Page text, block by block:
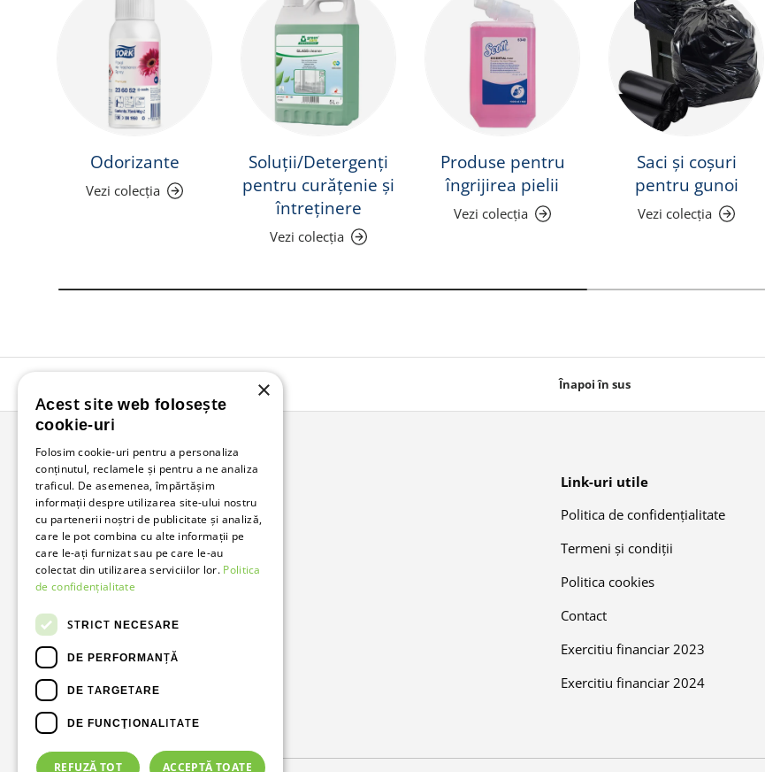
Odorizante
Vezi colecția
Soluții/Detergenți
pentru curățenie și
întreținere
Vezi colecția
Produse pentru
îngrijirea pielii
Vezi colecția
Saci și coșuri
pentru gunoi
Vezi colecția
Înapoi în sus
Bunzl Romania
Soluții complete pentru afacerea ta.
FacebookLinkedIn
Link-uri utile
Politica de confidențialitate
Termeni și condiții
Politica cookies
Contact
Exercitiu financiar 2023
Exercitiu financiar 2024
×
Acest site web folosește
cookie-uri
Folosim cookie-uri pentru a personaliza
conținutul, reclamele și pentru a ne analiza
traficul. De asemenea, împărtășim
informații despre utilizarea site-ului nostru
cu partenerii noștri de publicitate și analiză,
care le pot combina cu alte informații pe
care le-ați furnizat sau pe care le-au
colectat din utilizarea serviciilor lor. Politica
de confidențialitate
STRICT NECESARE
DE PERFORMANȚĂ
DE TARGETARE
DE FUNCŢIONALITATE
ACCEPTĂ TOATE
REFUZĂ TOT